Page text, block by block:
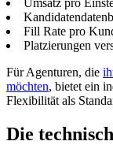
Fill Rate pro
Platzierungen
Für Agenturen, die
möchten, bietet ein
Flexibilität als
Die